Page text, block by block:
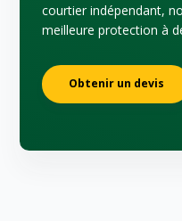
courtier indépendant,
meilleure protection à
Obtenir un devis